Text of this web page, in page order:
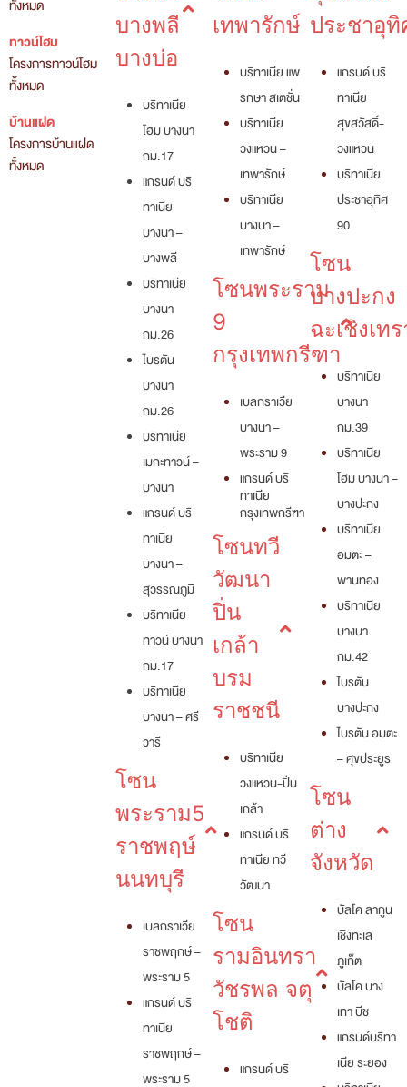
ทั้งหมด
ทาวน์โฮม
โครงการทาวน์โฮม
ทั้งหมด
บ้านแฝด
โครงการบ้านแฝด
ทั้งหมด
บางพลี
บางบ่อ
บริทาเนีย
โฮม บางนา
กม.17
แกรนด์ บริ
ทาเนีย
บางนา –
บางพลี
บริทาเนีย
บางนา
กม.26
ไบรตัน
บางนา
กม.26
บริทาเนีย
เมกะทาวน์ –
บางนา
แกรนด์ บริ
ทาเนีย
บางนา –
สุวรรณภูมิ
บริทาเนีย
ทาวน์ บางนา
กม.17
บริทาเนีย
บางนา – ศรี
วารี
โซน
พระราม5
ราชพฤษ์
นนทบุรี
เบลกราเวีย
ราชพฤกษ์ –
พระราม 5
แกรนด์ บริ
ทาเนีย
ราชพฤกษ์ –
พระราม 5
เทพารักษ์
บริทาเนีย แพ
รกษา สเตชั่น
บริทาเนีย
วงแหวน –
เทพารักษ์
บริทาเนีย
บางนา –
เทพารักษ์
โซนพระราม
9
กรุงเทพกรีฑา
เบลกราเวีย
บางนา –
พระราม 9
แกรนด์ บริ
ทาเนีย
กรุงเทพกรีฑา
โซนทวี
วัฒนา
ปิ่น
เกล้า
บรม
ราชชนี
บริทาเนีย
วงแหวน-ปิ่น
เกล้า
แกรนด์ บริ
ทาเนีย ทวี
วัฒนา
โซน
รามอินทรา
วัชรพล จตุ
โชติ
แกรนด์ บริ
ประชาอุทิ
แกรนด์ บริ
ทาเนีย
สุขสวัสดิ์-
วงแหวน
บริทาเนีย
ประชาอุทิศ
90
โซน
บางปะกง
ฉะเชิงเท
บริทาเนีย
บางนา
กม.39
บริทาเนีย
โฮม บางนา –
บางปะกง
บริทาเนีย
อมตะ –
พานทอง
บริทาเนีย
บางนา
กม.42
ไบรตัน
บางปะกง
ไบรตัน อมตะ
– ศุขประยูร
โซน
ต่าง
จังหวัด
บัลโค ลากูน
เชิงทะเล
ภูเก็ต
บัลโค บาง
เทา บีช
แกรนด์บริทา
เนีย ระยอง